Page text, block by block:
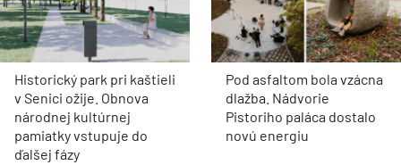
Historický park pri kaštieli
v Senici ožije. Obnova
národnej kultúrnej
pamiatky vstupuje do
ďalšej fázy
Pod asfaltom bola vzácna
dlažba. Nádvorie
Pistoriho paláca dostalo
novú energiu